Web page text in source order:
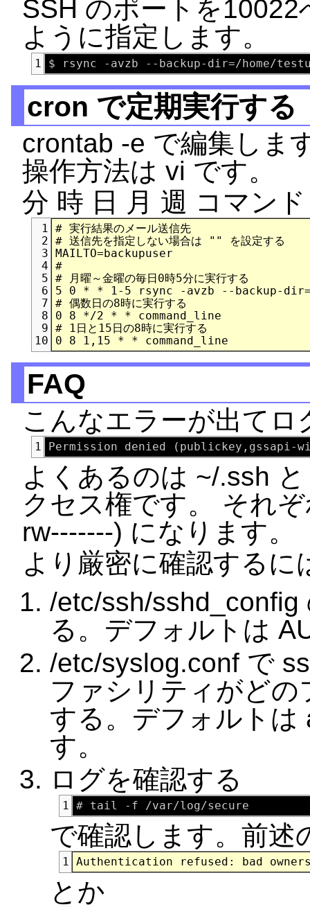
SSH のポートを
ように指定します。
1
cron で定期実行する
crontab -e で編集しま
操作方法は vi です。
分 時 日 月 週 コマンド
1
2
3
4
5
6
7
8
9
10
# 実行結果のメール送信先
# 送信先を指定しない場合は "" を設定する
MAILTO=backupuser
#
# 月曜～金曜の毎日0時5分に実行する
5 0 * * 1-5 rsync -avzb --backup-
# 偶数日の8時に実行する
0 8 */2 * * command_line
# 1日と15日の8時に実行する
FAQ
こんなエラーが出て
1
よくあるのは ~/.ssh
クセス権です。 それ
rw-------) になります。
より厳密に確認するに
/etc/ssh/
る。デフォルトは
/etc/syslog.conf で
ファシリティがど
する。デフォルトは
す。
ログを確認する
1
で確認します。前述
1
とか